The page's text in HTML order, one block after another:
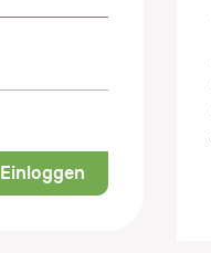
Einloggen